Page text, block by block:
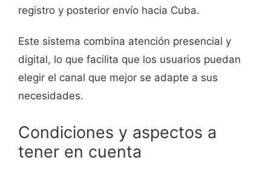
registro y posterior envío hacia Cuba.
Este sistema combina atención presencial y
digital, lo que facilita que los usuarios puedan
elegir el canal que mejor se adapte a sus
necesidades.
Condiciones y aspectos a
tener en cuenta